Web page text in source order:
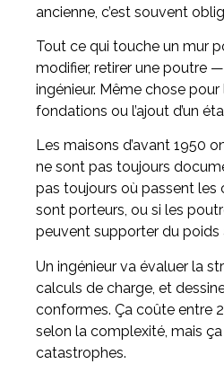
ancienne, c’est souvent
Tout ce qui touche un mur
modifier, retirer une poutre —
ingénieur. Même chose
fondations ou l’ajout d’un
Les maisons d’avant 1950
ne sont pas toujours
pas toujours où passent les
sont porteurs, ou si les
peuvent supporter du poids
Un ingénieur va évaluer la
calculs de charge, et
conformes. Ça coûte entre
selon la complexité, mais
catastrophes.